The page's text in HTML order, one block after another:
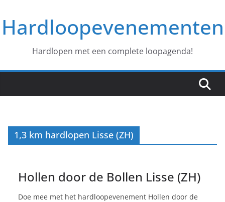
naar
deHardloopevenementen
Hardlopen met een complete loopagenda!
1,3 km hardlopen Lisse (ZH)
Hollen door de Bollen Lisse (ZH)
Doe mee met het hardloopevenement Hollen door de